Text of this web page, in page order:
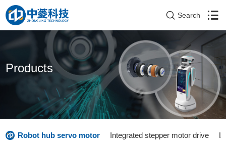
Search
Products
Robot hub servo motor Integrated stepper motor drive